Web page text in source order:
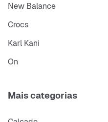
New Balance
Crocs
Karl Kani
On
Mais categorias